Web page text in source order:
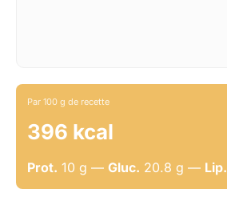
Par 100 g de recette
396 kcal
Prot. 10 g — Gluc. 20.8 g — Lip.